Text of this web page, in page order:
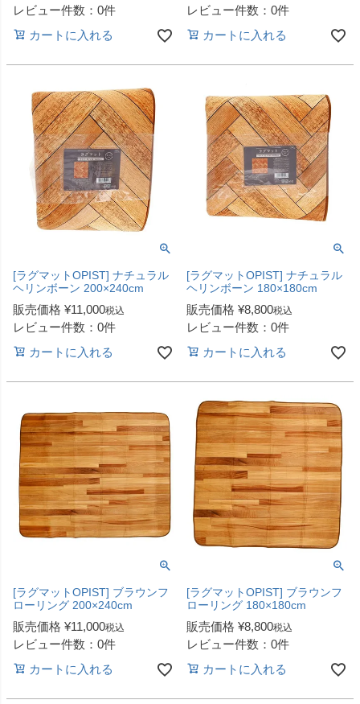
レビュー件数：0件
カートに入れる
レビュー件数：0件
カートに入れる
[ラグマットOPIST] ナチュラル
ヘリンボーン 200×240cm
販売価格 ¥11,000税込
レビュー件数：0件
カートに入れる
[ラグマットOPIST] ナチュラル
ヘリンボーン 180×180cm
販売価格 ¥8,800税込
レビュー件数：0件
カートに入れる
[ラグマットOPIST] ブラウンフ
ローリング 200×240cm
販売価格 ¥11,000税込
レビュー件数：0件
カートに入れる
[ラグマットOPIST] ブラウンフ
ローリング 180×180cm
販売価格 ¥8,800税込
レビュー件数：0件
カートに入れる